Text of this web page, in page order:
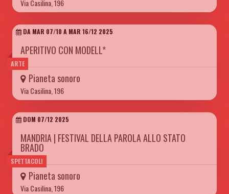
Via Casilina, 196
ARTE
DA MAR 07/10 A MAR 16/12 2025
APERITIVO CON MODELL*
Pianeta sonoro
Via Casilina, 196
SPETTACOLI
DOM 07/12 2025
MANDRIA | FESTIVAL DELLA PAROLA ALLO STATO
BRADO
Pianeta sonoro
Via Casilina, 196